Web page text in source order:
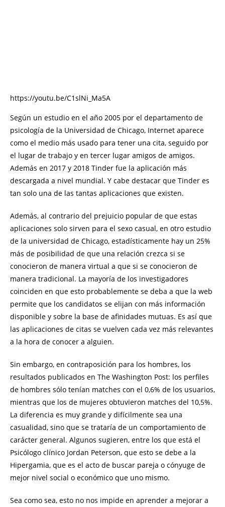
https://youtu.be/C1slNi_Ma5A
Según un estudio en el año 2005 por el departamento de
psicología de la Universidad de Chicago, Internet aparece
como el medio más usado para tener una cita, seguido por
el lugar de trabajo y en tercer lugar amigos de amigos.
Además en 2017 y 2018 Tinder fue la aplicación más
descargada a nivel mundial. Y cabe destacar que Tinder es
tan solo una de las tantas aplicaciones que existen.
Además, al contrario del prejuicio popular de que estas
aplicaciones solo sirven para el sexo casual, en otro estudio
de la universidad de Chicago, estadísticamente hay un 25%
más de posibilidad de que una relación crezca si se
conocieron de manera virtual a que si se conocieron de
manera tradicional. La mayoría de los investigadores
coinciden en que esto probablemente se deba a que la web
permite que los candidatos se elijan con más información
disponible y sobre la base de afinidades mutuas. Es así que
las aplicaciones de citas se vuelven cada vez más relevantes
a la hora de conocer a alguien.
Sin embargo, en contraposición para los hombres, los
resultados publicados en The Washington Post: los perfiles
de hombres sólo tenían matches con el 0,6% de los usuarios,
mientras que los de mujeres obtuvieron matches del 10,5%.
La diferencia es muy grande y difícilmente sea una
casualidad, sino que se trataría de un comportamiento de
carácter general. Algunos sugieren, entre los que está el
Psicólogo clínico Jordan Peterson, que esto se debe a la
Hipergamia, que es el acto de buscar pareja o cónyuge de
mejor nivel social o económico que uno mismo.
Sea como sea, esto no nos impide en aprender a mejorar a